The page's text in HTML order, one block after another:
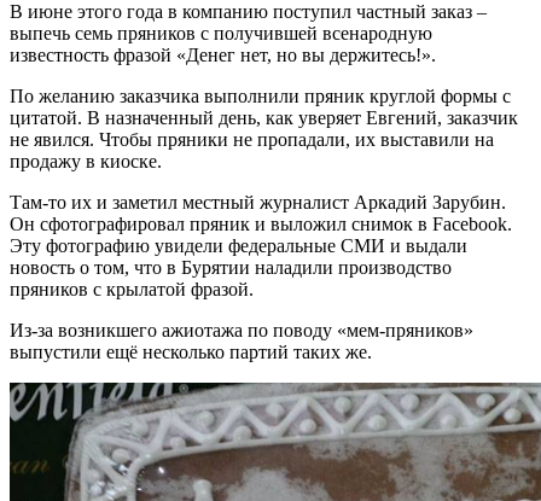
В июне этого года в компанию поступил частный заказ –
выпечь семь пряников с получившей всенародную
известность фразой «Денег нет, но вы держитесь!».
По желанию заказчика выполнили пряник круглой формы с
цитатой. В назначенный день, как уверяет Евгений, заказчик
не явился. Чтобы пряники не пропадали, их выставили на
продажу в киоске.
Там-то их и заметил местный журналист Аркадий Зарубин.
Он сфотографировал пряник и выложил снимок в Facebook.
Эту фотографию увидели федеральные СМИ и выдали
новость о том, что в Бурятии наладили производство
пряников с крылатой фразой.
Из-за возникшего ажиотажа по поводу «мем-пряников»
выпустили ещё несколько партий таких же.